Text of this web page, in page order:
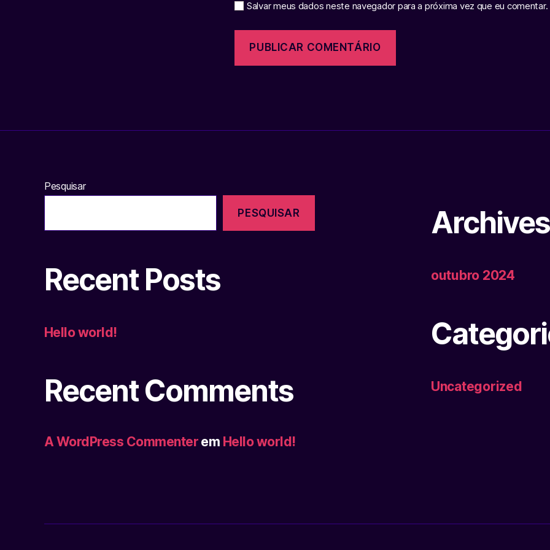
Salvar meus dados neste navegador para a próxima vez que eu comentar.
Pesquisar
PESQUISAR
Recent Posts
Hello world!
Recent Comments
A WordPress Commenterem Hello world!
Archives
outubro 2024
Uncategorized